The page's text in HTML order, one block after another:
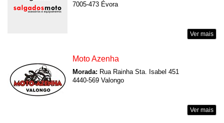
7005-473 Évora
Ver mais
Moto Azenha
Morada: Rua Rainha Sta. Isabel 451
4440-569 Valongo
Ver mais